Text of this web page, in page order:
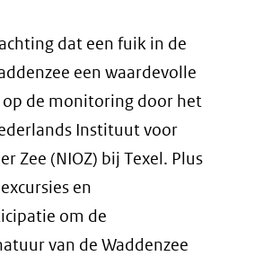
dat een fuik in de
een waardevolle
op de monitoring door het
Instituut voor
Zee (NIOZ) bij Texel. Plus
en
om de
van de Waddenzee